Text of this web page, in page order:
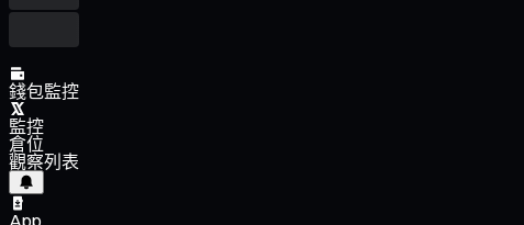
錢包監控
監控
倉位
觀察列表